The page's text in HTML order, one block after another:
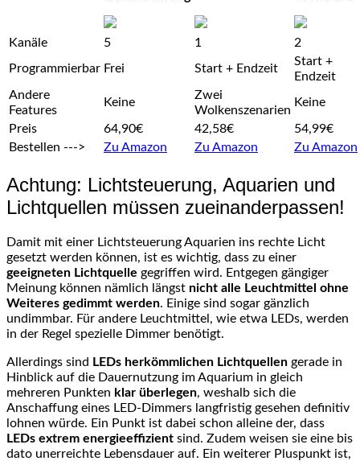
Kanäle 5 1
2
Programmierbar Frei Start + Endzeit
Start +
Endzeit
Andere
Features
Keine
Zwei
Wolkenszenarien
Keine
Preis 64,90€ 42,58€
54,99€
Bestellen --->
Zu Amazon Zu Amazon Zu Amazon
Achtung: Lichtsteuerung, Aquarien und
Lichtquellen müssen zueinanderpassen!
Damit mit einer Lichtsteuerung Aquarien ins rechte Licht
gesetzt werden können, ist es wichtig, dass zu einer
geeigneten Lichtquelle gegriffen wird. Entgegen gängiger
Meinung können nämlich längst nicht alle Leuchtmittel ohne
Weiteres gedimmt werden. Einige sind sogar gänzlich
undimmbar. Für andere Leuchtmittel, wie etwa LEDs, werden
in der Regel spezielle Dimmer benötigt.
Allerdings sind LEDs herkömmlichen Lichtquellen gerade in
Hinblick auf die Dauernutzung im Aquarium in gleich
mehreren Punkten klar überlegen, weshalb sich die
Anschaffung eines LED-Dimmers langfristig gesehen definitiv
lohnen würde. Ein Punkt ist dabei schon alleine der, dass
LEDs extrem energieeffizient sind. Zudem weisen sie eine bis
dato unerreichte Lebensdauer auf. Ein weiterer Pluspunkt ist,